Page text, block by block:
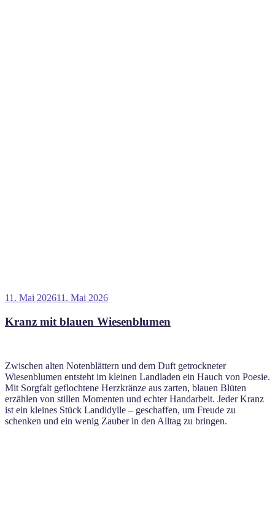
Veröffentlicht
11. Mai 202611. Mai 2026
Kranz mit blauen Wiesenblumen
Zwischen alten Notenblättern und dem Duft getrockneter
Wiesenblumen entsteht im kleinen Landladen ein Hauch von Poesie.
Mit Sorgfalt geflochtene Herzkränze aus zarten, blauen Blüten
erzählen von stillen Momenten und echter Handarbeit. Jeder Kranz
ist ein kleines Stück Landidylle – geschaffen, um Freude zu
schenken und ein wenig Zauber in den Alltag zu bringen.